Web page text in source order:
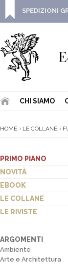
SPEDIZIONI
CHI SIAMO
HOME LE COLLANE
PRIMO PIANO
NOVITÀ
EBOOK
LE COLLANE
LE RIVISTE
ARGOMENTI
Ambiente
Arte e Architettura